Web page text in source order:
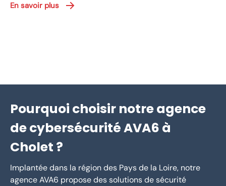
En savoir plus
Pourquoi choisir notre agence
de cybersécurité AVA6 à
Cholet ?
Implantée dans la région des Pays de la Loire, notre
agence AVA6 propose des solutions de sécurité